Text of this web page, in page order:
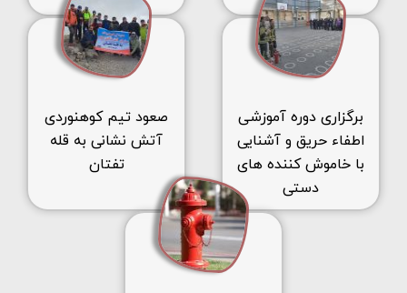
برگزاری دوره آموزشی
اطفاء حریق و آشنایی
با خاموش کننده های
دستی
صعود تیم کوهنوردی
آتش نشانی به قله
تفتان